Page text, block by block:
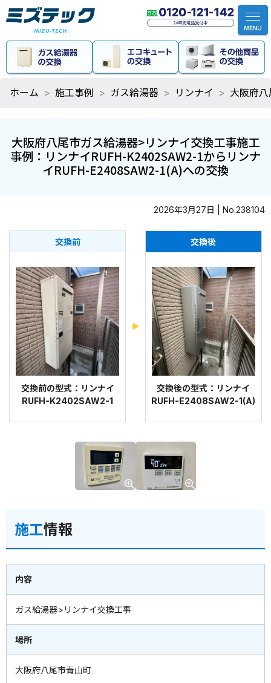
ホーム 施工事例 ガス給湯器 リンナイ 大阪府
大阪府八尾市ガス給湯器>リンナイ交換工事施工
事例：リンナイRUFH-K2402SAW2-1からリンナ
イRUFH-E2408SAW2-1(A)への交換
2026年3月27日 | No.238104
交換前
交換前の型式：リンナイ
RUFH-K2402SAW2-1
交換後
交換後の型式：リンナイ
RUFH-E2408SAW2-1(A)
施工情報
内容
ガス給湯器>リンナイ交換工事
場所
大阪府八尾市青山町